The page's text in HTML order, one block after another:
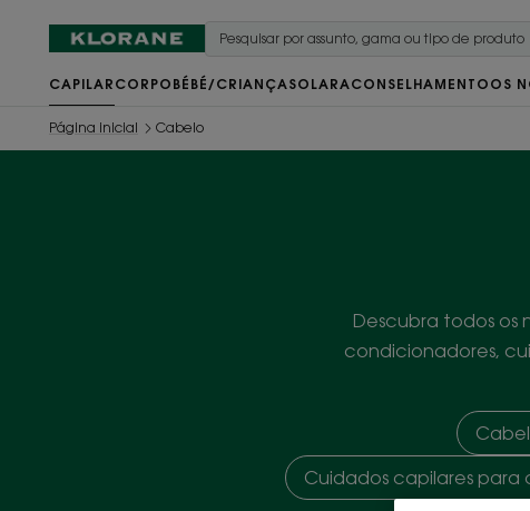
CAPILAR CORPO BÉBÉ/CRIANÇA SOLARACONSELHAMENTO OS
Página inicial Cabelo
Descubra todos os
condicionadores,
Cuidados capilares